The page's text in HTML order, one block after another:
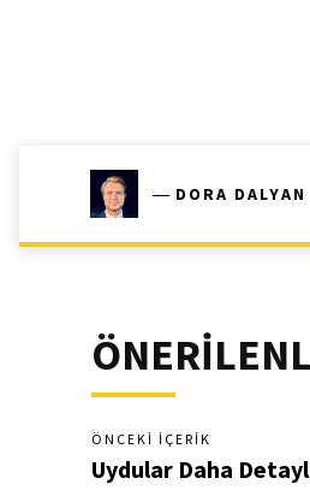
― DORA DALYAN
ÖNCEKI İÇERIK
Uydular Daha